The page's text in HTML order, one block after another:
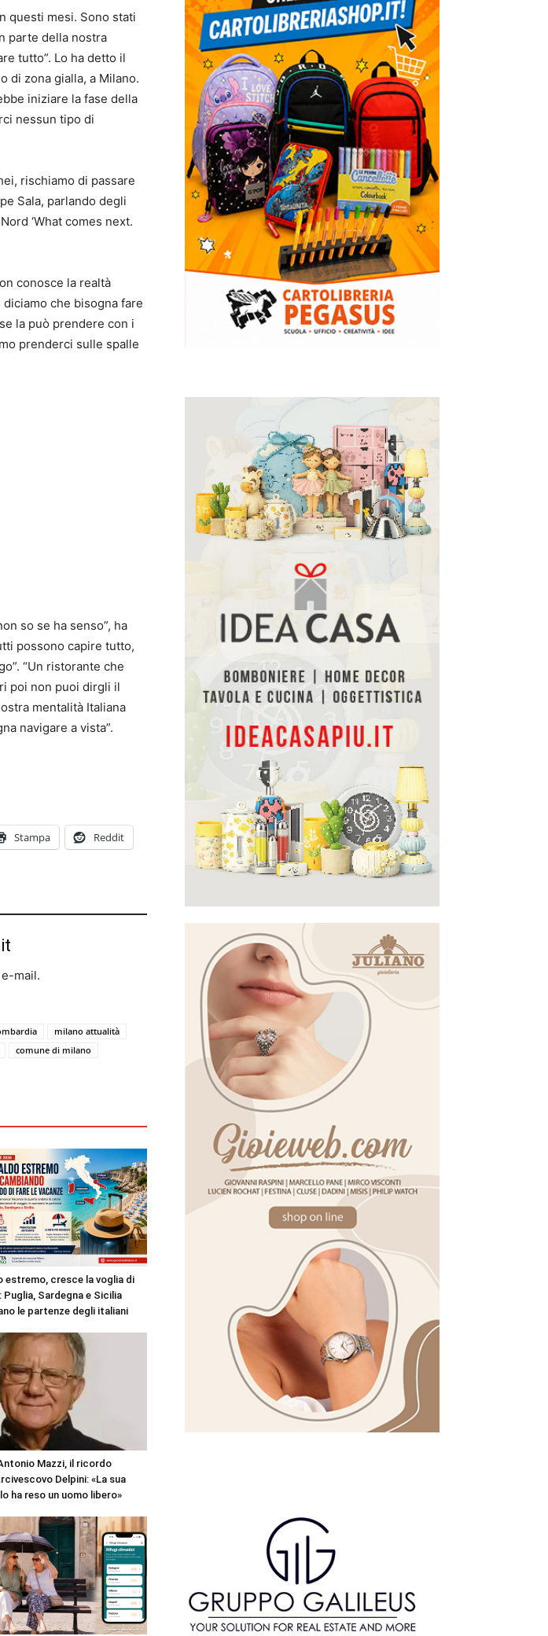
questi mesi. Sono stati
parte della nostra
tutto”. Lo ha detto il
di zona gialla, a Milano.
iniziare la fase della
nessun tipo di
rischiamo di passare
Sala, parlando degli
‘What comes next.
conosce la realtà
che bisogna fare
la può prendere con i
prenderci sulle spalle
so se ha senso”, ha
possono capire tutto,
“Un ristorante che
poi non puoi dirgli il
mentalità Italiana
navigare a vista”.
Stampa Reddit
mail.
milano attualità
comune di milano
estremo, cresce la voglia di
Puglia, Sardegna e Sicilia
le partenze degli italiani
Mazzi, il ricordo
Delpini: «La sua
ha reso un uomo libero»